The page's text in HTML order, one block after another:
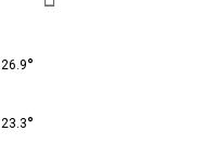
26.9°
23.3°